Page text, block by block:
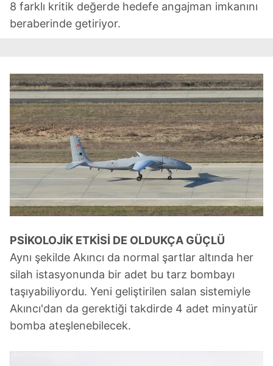
kullanılmaktadır. Diğer çerezler, sitemizin daha işlevsel
kılınması ve kişiselleştirilmesi ve sizlere yönelik
Çerezlere ilişkin tercihlerinizi aşağıda yer alan panel
vasıtasıyla belirleyebilirsiniz. Çerezlere ilişkin detaylı bilgi
için Ayarlar butonuna tıklayabilir,Çerez Bilgilendirme
Metnimiziziyaret edebilirsiniz.
6698 sayılı Kişisel Verilerin Korunması Kanunu uyarınca
hazırlanmış Aydınlatma Metnimizi okumak ve sitemizde
ilgili mevzuata uygun olarak kullanılan çerezlerle ilgili bilgi
almak için lütfentıklayınız.
8 farklı kritik değerde hedefe angajman imkanını
beraberinde getiriyor.
PSİKOLOJİK ETKİSİ DE OLDUKÇA GÜÇLÜ
Aynı şekilde Akıncı da normal şartlar altında her
silah istasyonunda bir adet bu tarz bombayı
taşıyabiliyordu. Yeni geliştirilen salan sistemiyle
Akıncı'dan da gerektiği takdirde 4 adet minyatür
bomba ateşlenebilecek.